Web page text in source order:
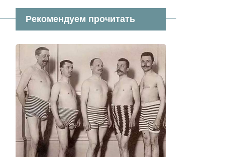
Рекомендуем прочитать